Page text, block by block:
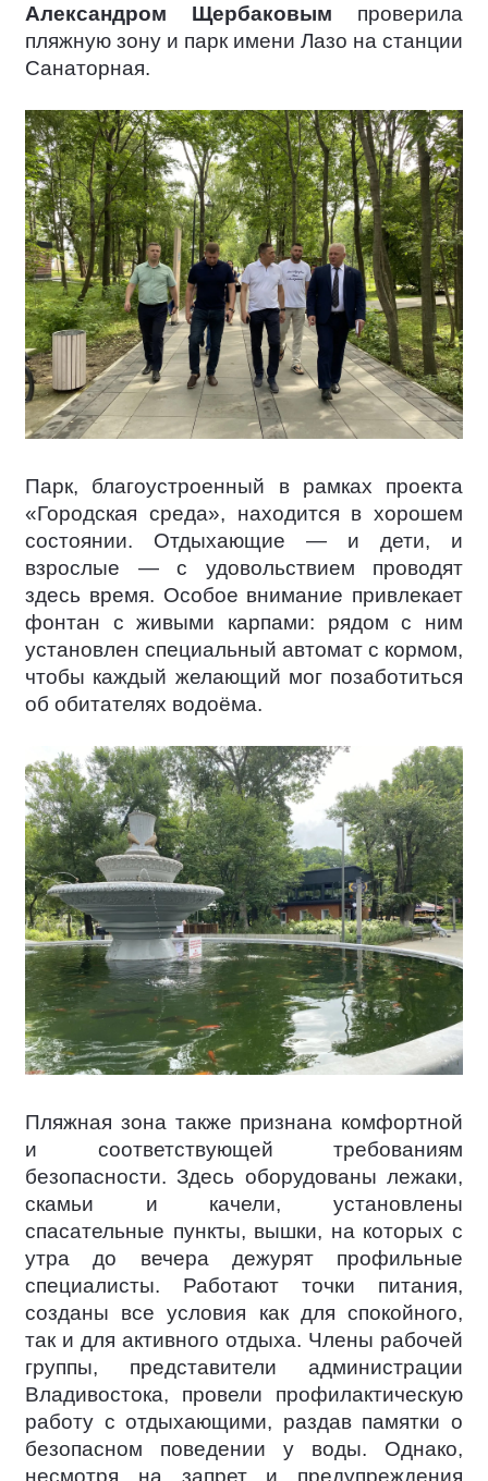
Александром Щербаковым проверила
пляжную зону и парк имени Лазо на станции
Санаторная.
Парк, благоустроенный в рамках проекта
«Городская среда», находится в хорошем
состоянии. Отдыхающие — и дети, и
взрослые — с удовольствием проводят
здесь время. Особое внимание привлекает
фонтан с живыми карпами: рядом с ним
установлен специальный автомат с кормом,
чтобы каждый желающий мог позаботиться
об обитателях водоёма.
Пляжная зона также признана комфортной
и соответствующей требованиям
безопасности. Здесь оборудованы лежаки,
скамьи и качели, установлены
спасательные пункты, вышки, на которых с
утра до вечера дежурят профильные
специалисты. Работают точки питания,
созданы все условия как для спокойного,
так и для активного отдыха. Члены рабочей
группы, представители администрации
Владивостока, провели профилактическую
работу с отдыхающими, раздав памятки о
безопасном поведении у воды. Однако,